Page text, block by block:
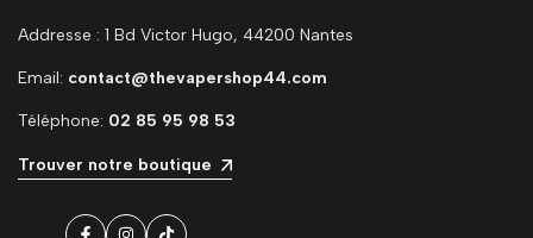
Addresse : 1 Bd Victor Hugo, 44200 Nantes
Email: contact@thevapershop44.com
Téléphone: 02 85 95 98 53
Trouver notre boutique